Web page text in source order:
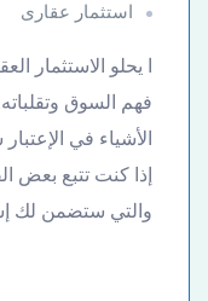
استثمار عقارى
ا يحلو الاستثمار
فهم السوق
الأشياء في
إذا كنت تتبع بعض
والتي ستضمن لك